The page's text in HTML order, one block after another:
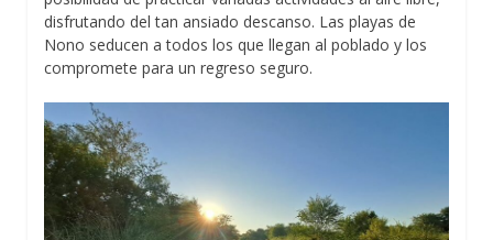
disfrutando del tan ansiado descanso. Las playas de
Nono seducen a todos los que llegan al poblado y los
compromete para un regreso seguro.